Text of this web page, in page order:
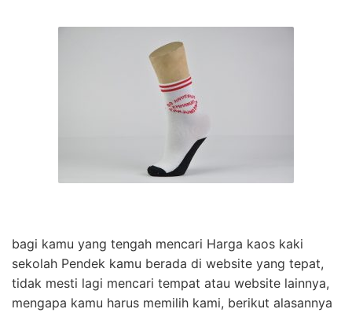
bagi kamu yang tengah mencari Harga kaos kaki
sekolah Pendek kamu berada di website yang tepat,
tidak mesti lagi mencari tempat atau website lainnya,
mengapa kamu harus memilih kami, berikut alasannya